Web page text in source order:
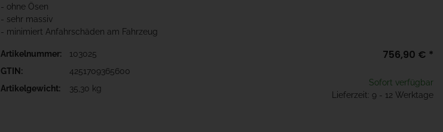
- ohne Ösen
- sehr massiv
- minimiert Anfahrschäden am Fahrzeug
Artikelnummer:
103025
GTIN:
4251709365600
Artikelgewicht:
35,30 kg
756,90 € *
Sofort verfügbar
Lieferzeit: 9 - 12 Werktage